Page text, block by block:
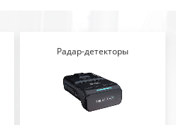
Радар-детекторы